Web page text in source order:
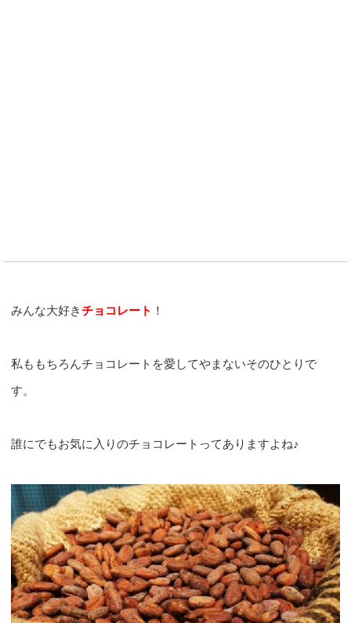
みんな大好きチョコレート ！
私ももちろんチョコレートを愛してやまないそのひとりで
す。
誰にでもお気に入りのチョコレートってありますよね♪